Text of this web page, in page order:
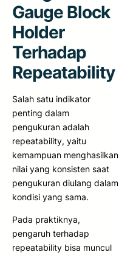
Gauge Block
Holder
Terhadap
Repeatability
Salah satu indikator
penting dalam
pengukuran adalah
repeatability, yaitu
kemampuan menghasilkan
nilai yang konsisten saat
pengukuran diulang dalam
kondisi yang sama.
Pada praktiknya,
pengaruh terhadap
repeatability bisa muncul